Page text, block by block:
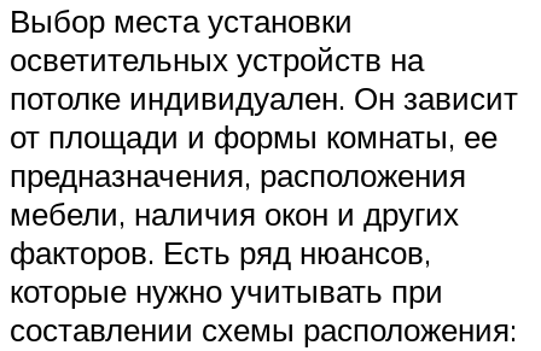
Выбор места установки
осветительных устройств на
потолке индивидуален. Он зависит
от площади и формы комнаты, ее
предназначения, расположения
мебели, наличия окон и других
факторов. Есть ряд нюансов,
которые нужно учитывать при
составлении схемы расположения: